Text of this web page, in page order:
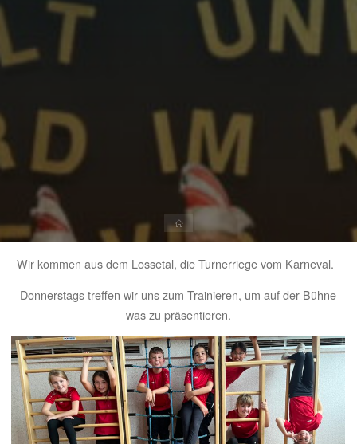
Wir kommen aus dem Lossetal, die Turnerriege vom Karneval.
Donnerstags treffen wir uns zum Trainieren, um auf der Bühne
was zu präsentieren.